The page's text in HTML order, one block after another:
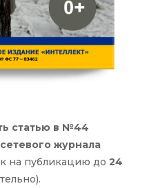
статью в №44
журнала
на публикацию до 24